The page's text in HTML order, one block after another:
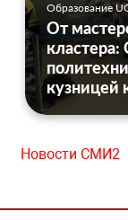
Образование
От
кластера:
кузницей
Новости СМИ2